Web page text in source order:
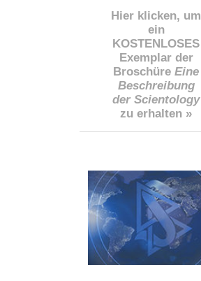
Hier klicken, um
ein
KOSTENLOSES
Exemplar der
Broschüre Eine
Beschreibung
der Scientology
zu erhalten »